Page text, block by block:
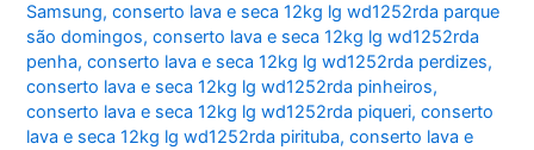
Samsung,conserto lava e seca 12kg lg wd1252rda parque
são domingos,conserto lava e seca 12kg lg wd1252rda
penha,conserto lava e seca 12kg lg wd1252rda perdizes,
conserto lava e seca 12kg lg wd1252rda pinheiros,
conserto lava e seca 12kg lg wd1252rda piqueri,conserto
lava e seca 12kg lg wd1252rda pirituba,conserto lava e